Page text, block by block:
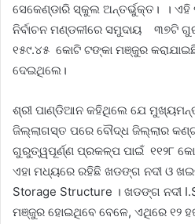
ସେକେଣ୍ଡାରି ସ୍କୁଲ ଅନ୍ତର୍ଭୁକ୍ତ। । ଏହି
ନିର୍ବାଚନ ମଣ୍ଡଳୀରେ ସମୁଦାୟ ୩୭ଟି
୧୫୯.୪୫ କୋଟି ଟଙ୍କା ମଞ୍ଜୁର
ଦେଇଥିଲେ।
ଶ୍ରୀ ପାଣ୍ଡିଆନ କହିଥିଲେ ଯେ
ଜିଲ୍ଲାଗସ୍ତ ପରେ ବୌଦ୍ଧ ଜିଲ୍ଲାର
ଗୁରୁତ୍ୱପୂର୍ଣ୍ଣ ପ୍ରକଳ୍ପ ପାଇଁ ୧୧୨୮
ଏହା ମଧ୍ୟରେ ରହିଛି ଖଡଙ୍ଗ ନଦୀ ଓ
Storage Structure । ଖଡଙ୍ଗ ନଦୀ
ମଞ୍ଜୁର ହୋଇଥିବେ ବେଳେ, ଏଥିରେ ୧୨